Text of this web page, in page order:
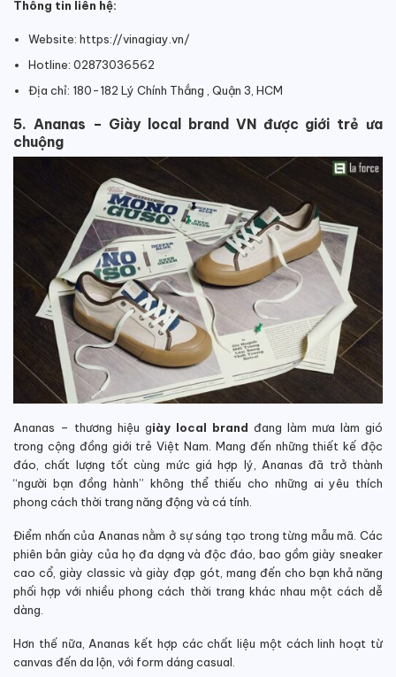
Thông tin liên hệ:
Website: https://vinagiay.vn/
Hotline: 02873036562
Địa chỉ: 180-182 Lý Chính Thắng , Quận 3, HCM
5. Ananas – Giày local brand VN được giới trẻ ưa
chuộng
Ananas – thương hiệu giày local brand đang làm mưa làm gió
trong cộng đồng giới trẻ Việt Nam. Mang đến những thiết kế độc
đáo, chất lượng tốt cùng mức giá hợp lý, Ananas đã trở thành
“người bạn đồng hành” không thể thiếu cho những ai yêu thích
phong cách thời trang năng động và cá tính.
Điểm nhấn của Ananas nằm ở sự sáng tạo trong từng mẫu mã. Các
phiên bản giày của họ đa dạng và độc đáo, bao gồm giày sneaker
cao cổ, giày classic và giày đạp gót, mang đến cho bạn khả năng
phối hợp với nhiều phong cách thời trang khác nhau một cách dễ
dàng.
Hơn thế nữa, Ananas kết hợp các chất liệu một cách linh hoạt từ
canvas đến da lộn, với form dáng casual.